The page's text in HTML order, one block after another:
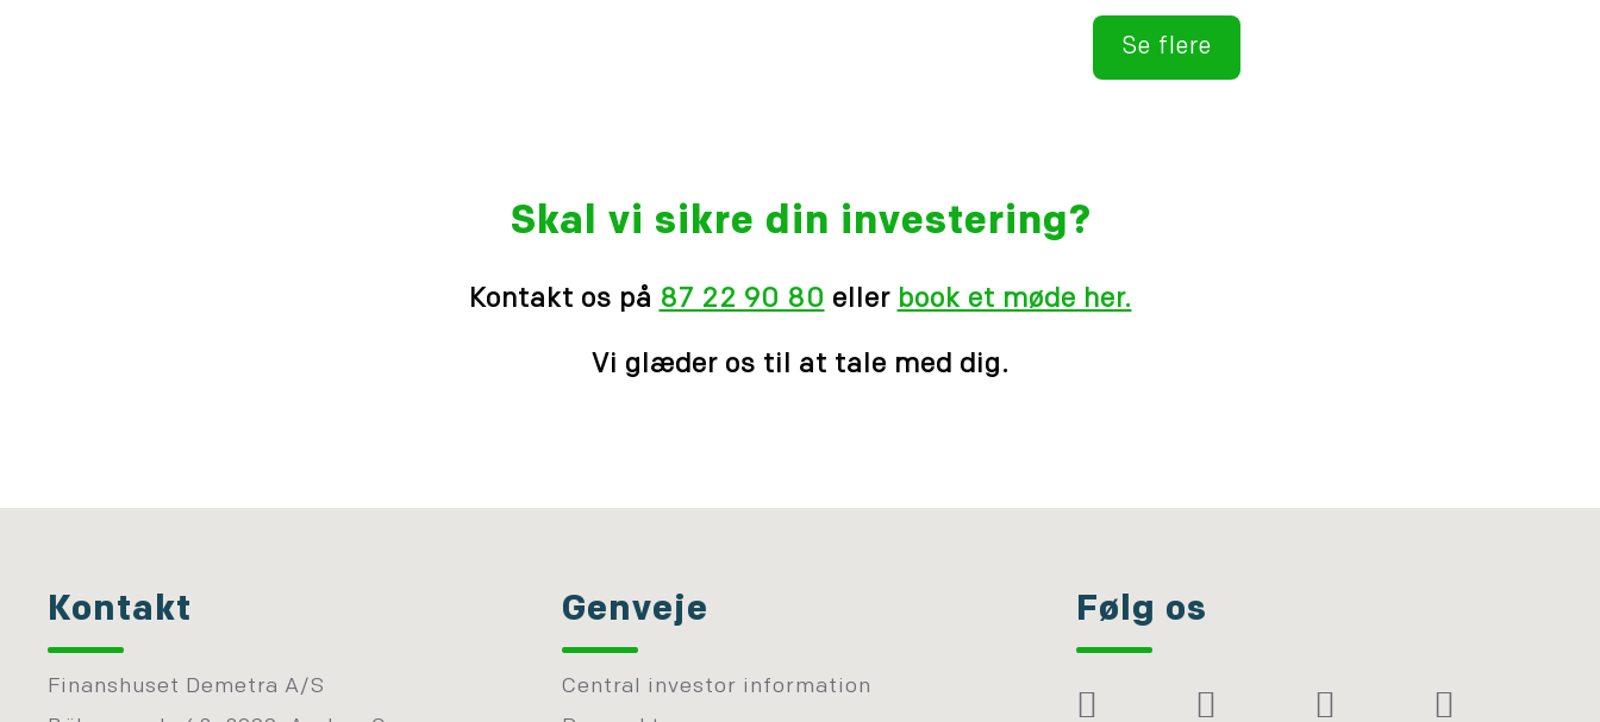
Se flere
Skal vi sikre din investering?
Kontakt os på 87 22 90 80 eller book et møde her.
Vi glæder os til at tale med dig.
Kontakt
Finanshuset Demetra A/S
Genveje
Central investor information
Følg os